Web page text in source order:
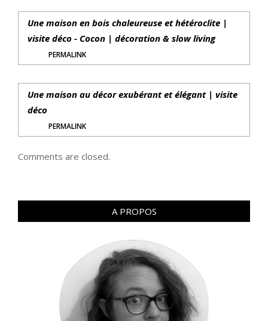
Une maison en bois chaleureuse et hétéroclite |
visite déco - Cocon | décoration & slow living
PERMALINK
Une maison au décor exubérant et élégant | visite
déco
PERMALINK
Comments are closed.
A PROPOS